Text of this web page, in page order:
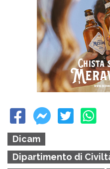
Dicam
Dipartimento di